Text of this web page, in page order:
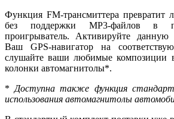
Функция FM-трансмиттера превратит
без поддержки MP3-файлов в
проигрыватель. Активируйте
Ваш GPS-навигатор на
слушайте ваши любимые композиции
колонки автомагнитолы*.
* Доступна также функция
использования автомагнитолы